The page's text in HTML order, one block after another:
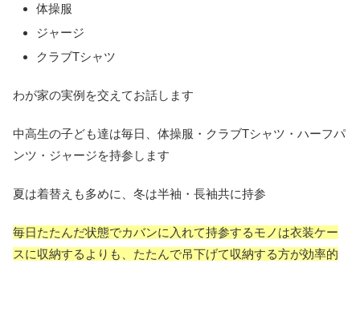
体操服
ジャージ
クラブTシャツ
わが家の実例を交えてお話します
中高生の子ども達は毎日、体操服・クラブTシャツ・ハーフパ
ンツ・ジャージを持参します
夏は着替えも多めに、冬は半袖・長袖共に持参
毎日たたんだ状態でカバンに入れて持参するモノは衣装ケー
スに収納するよりも、たたんで吊下げて収納する方が効率的